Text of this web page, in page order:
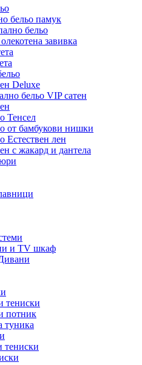
бельо памук
бельо
завивка
Deluxe
бельо VIP сатен
Тенсел
от бамбукови нишки
Естествен лен
с жакард и дантела
и ТV шкаф
тениски
потник
туника